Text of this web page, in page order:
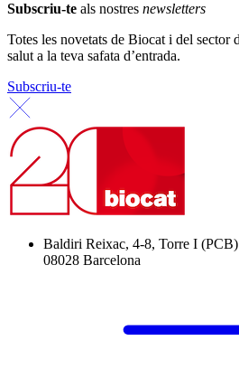
Subscriu-te als nostres newsletters
Totes les novetats de Biocat i del sector
salut a la teva safata d’entrada.
Subscriu-te
Baldiri Reixac, 4-8, Torre I (PCB)
08028 Barcelona